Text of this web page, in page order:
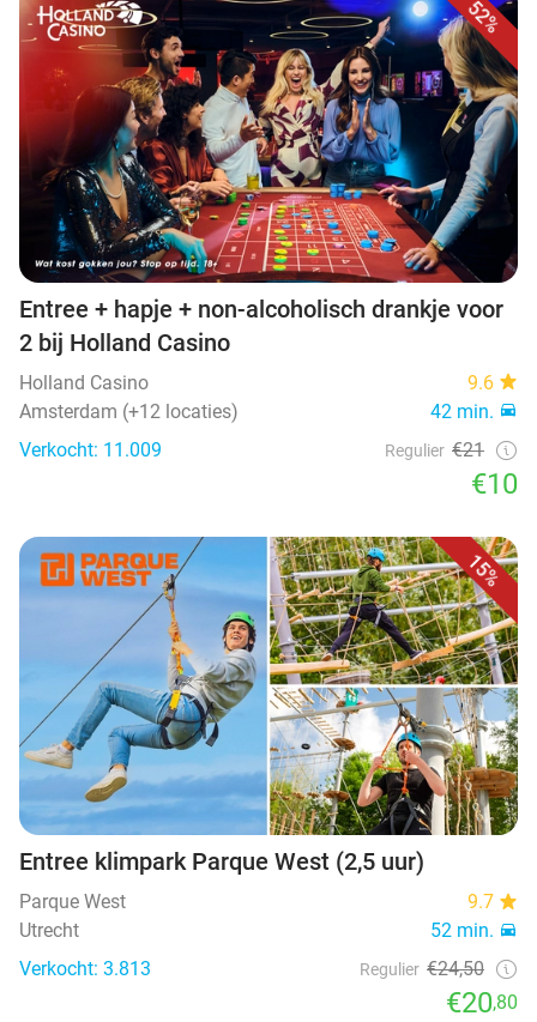
52%
Entree + hapje + non-alcoholisch drankje voor
2 bij Holland Casino
Holland Casino
9.6
Amsterdam (+12 locaties)
42 min.
Verkocht: 11.009
Regulier €21
€10
15%
Entree klimpark Parque West (2,5 uur)
Parque West
9.7
Utrecht
52 min.
Verkocht: 3.813
Regulier €24,50
€20,80